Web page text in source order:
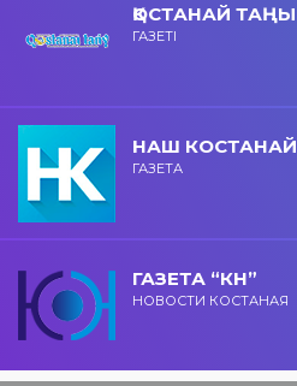
ҚОСТАНАЙ ТАҢЫ
ГАЗЕТІ
НАШ КОСТАНАЙ
ГАЗЕТА
ГАЗЕТА “КН”
НОВОСТИ КОСТАНАЯ